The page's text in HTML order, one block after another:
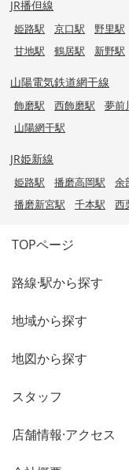
JR播但線
姫路駅 京口駅 野里駅
甘地駅
鶴居駅 新野駅
山陽電気鉄道網干線
飾磨駅 西飾磨駅 夢前
山陽網干駅
JR姫新線
姫路駅 播磨高岡駅 余
播磨新宮駅
千本駅 西
TOPページ
路線·駅から探す
地域から探す
地図から探す
スタッフ
店舗情報·アクセス